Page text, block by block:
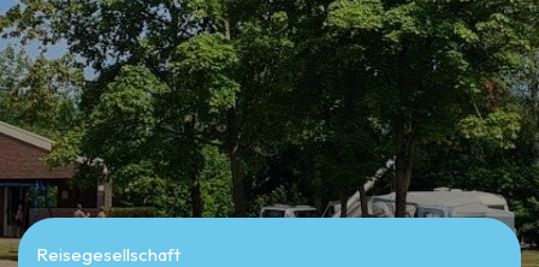
Reisegesellschaft